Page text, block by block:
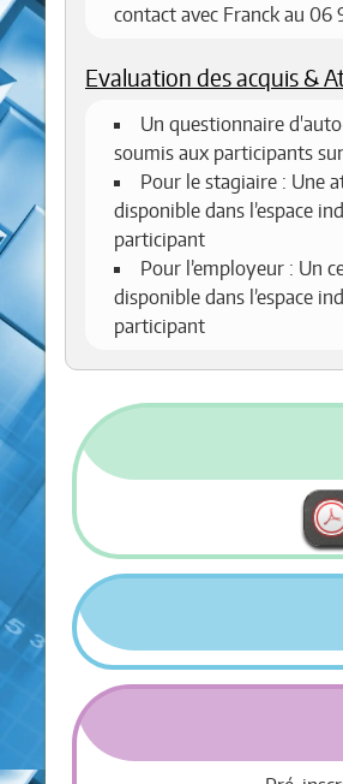
contact avec Franck au 06
Evaluation des acquis &
Un questionnaire
soumis aux participants
Pour le stagiaire : Une
disponible dans l’espace
participant
Pour l’employeur : Un
disponible dans l’espace
participant